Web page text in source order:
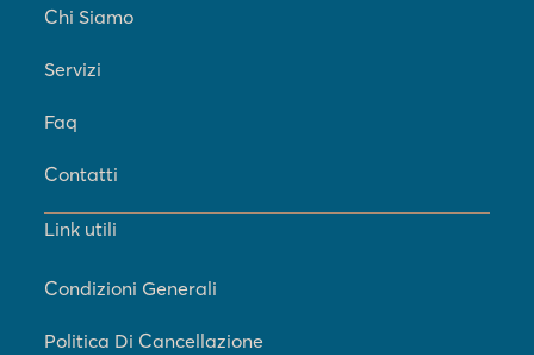
Chi Siamo
Servizi
Faq
Contatti
Link utili
Condizioni Generali
Politica Di Cancellazione